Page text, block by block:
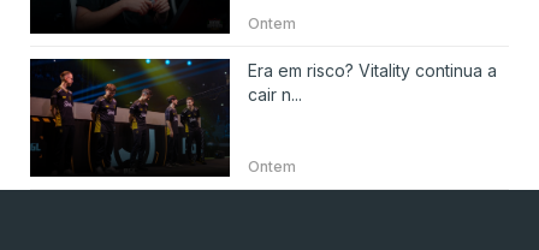
Ontem
Era em risco? Vitality continua a
cair n...
Ontem